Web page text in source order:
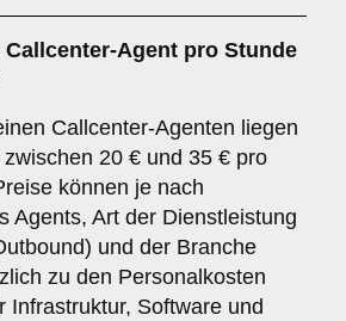
Callcenter-Agent pro Stunde
Callcenter-Agenten liegen
20 € und 35 € pro
können je nach
Agents, Art der Dienstleistung
und der Branche
zu den Personalkosten
Infrastruktur, Software und